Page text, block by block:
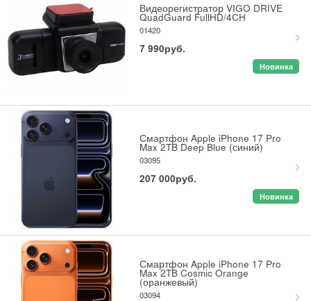
Видеорегистратор VIGO DRIVE
QuadGuard FullHD/4CH
01420
7 990руб.
Новинка
Смартфон Apple iPhone 17 Pro
Max 2TB Deep Blue (синий)
03095
207 000руб.
Новинка
Смартфон Apple iPhone 17 Pro
Max 2TB Cosmic Orange
(оранжевый)
03094